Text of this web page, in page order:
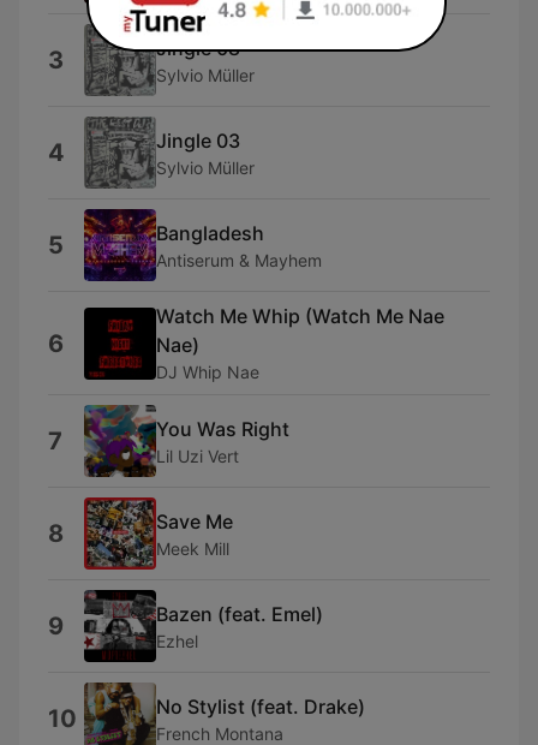
3 Jingle 08
Sylvio Müller
4 Jingle 03
Sylvio Müller
5 Bangladesh
Antiserum & Mayhem
6
Watch Me Whip (Watch Me Nae
Nae)
DJ Whip Nae
7 You Was Right
Lil Uzi Vert
8 Save Me
Meek Mill
9 Bazen (feat. Emel)
Ezhel
10 No Stylist (feat. Drake)
French Montana